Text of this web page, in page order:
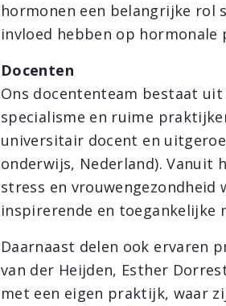
hormonen een belangrijke rol
invloed hebben op hormonale
Docenten
Ons docententeam bestaat
specialisme en ruime
universitair docent en
onderwijs, Nederland). Vanuit
stress en vrouwengezondheid
inspirerende en toegankelijke
Daarnaast delen ook ervaren
van der Heijden, Esther
met een eigen praktijk, waar